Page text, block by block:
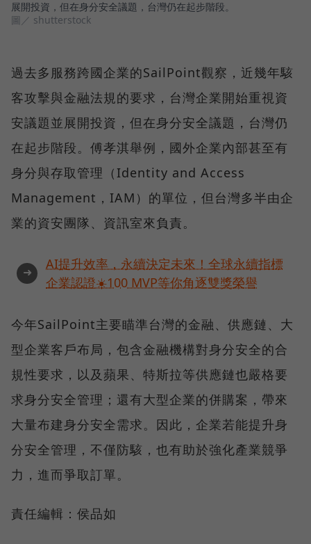
展開投資，但在身分安全議題，台灣仍在起步階段。
圖／ shutterstock
過去多服務跨國企業的SailPoint觀察，近幾年駭
客攻擊與金融法規的要求，台灣企業開始重視資
安議題並展開投資，但在身分安全議題，台灣仍
在起步階段。傅孝淇舉例，國外企業內部甚至有
身分與存取管理（Identity and Access
Management，IAM）的單位，但台灣多半由企
業的資安團隊、資訊室來負責。
➜
AI提升效率，永續決定未來！全球永續指標
企業認證☀️100 MVP等你角逐雙獎榮譽
今年SailPoint主要瞄準台灣的金融、供應鏈、大
型企業客戶布局，包含金融機構對身分安全的合
規性要求，以及蘋果、特斯拉等供應鏈也嚴格要
求身分安全管理；還有大型企業的併購案，帶來
大量布建身分安全需求。因此，企業若能提升身
分安全管理，不僅防駭，也有助於強化產業競爭
力，進而爭取訂單。
責任編輯：侯品如